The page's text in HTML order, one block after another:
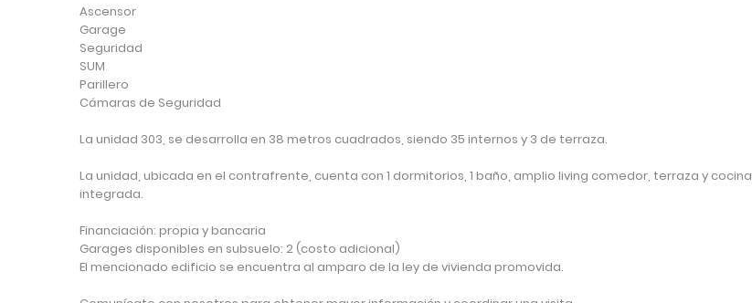
Ascensor
Garage
Seguridad
SUM
Parillero
Cámaras de Seguridad
La unidad 303, se desarrolla en 38 metros cuadrados, siendo 35 internos y 3 de terraza.
La unidad, ubicada en el contrafrente, cuenta con 1 dormitorios, 1 baño, amplio living comedor, terraza y cocina
integrada.
Financiación: propia y bancaria
Garages disponibles en subsuelo: 2 (costo adicional)
El mencionado edificio se encuentra al amparo de la ley de vivienda promovida.